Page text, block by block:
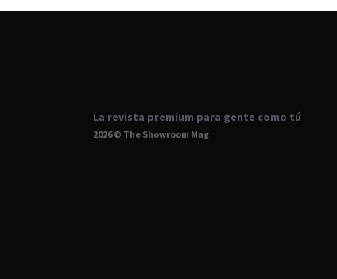
La revista premium para gente como tú
2026 © The Showroom Mag